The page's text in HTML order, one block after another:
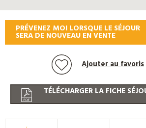
PRÉVENEZ MOI LORSQUE LE SÉJOUR
SERA DE NOUVEAU EN VENTE
Ajouter au favoris
TÉLÉCHARGER LA FICHE